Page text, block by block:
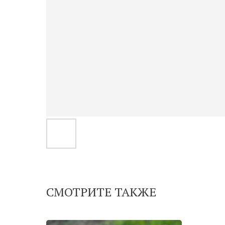
СМОТРИТЕ ТАКЖЕ